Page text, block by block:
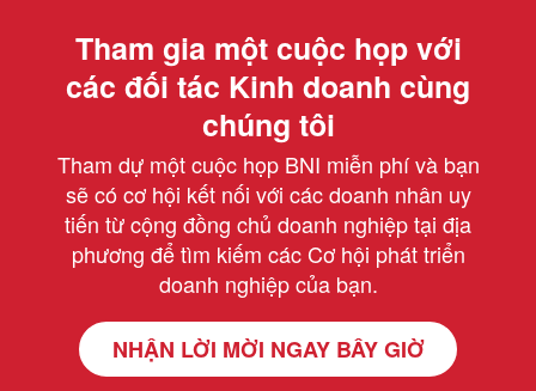
Tham gia một cuộc họp với
các đối tác Kinh doanh cùng
chúng tôi
Tham dự một cuộc họp BNI miễn phí và bạn
sẽ có cơ hội kết nối với các doanh nhân uy
tiến từ cộng đồng chủ doanh nghiệp tại địa
phương để tìm kiếm các Cơ hội phát triển
doanh nghiệp của bạn.
NHẬN LỜI MỜI NGAY BÂY GIỜ